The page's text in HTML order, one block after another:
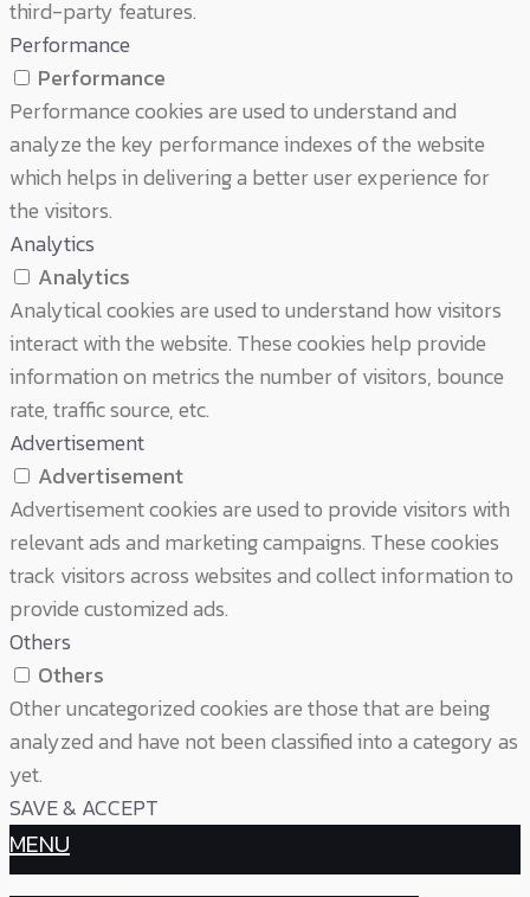
third-party features.
Performance
Performance
Performance cookies are used to understand and
analyze the key performance indexes of the website
which helps in delivering a better user experience for
the visitors.
Analytics
Analytics
Analytical cookies are used to understand how visitors
interact with the website. These cookies help provide
information on metrics the number of visitors, bounce
rate, traffic source, etc.
Advertisement
Advertisement
Advertisement cookies are used to provide visitors with
relevant ads and marketing campaigns. These cookies
track visitors across websites and collect information to
provide customized ads.
Others
Others
Other uncategorized cookies are those that are being
analyzed and have not been classified into a category as
yet.
SAVE & ACCEPT
MENU